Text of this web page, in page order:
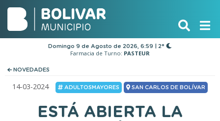
Domingo 9 de Agosto de 2026, 6:59 | 2°
Farmacia de Turno: PASTEUR
NOVEDADES
14-03-2024 ADULTOSMAYORES SAN CARLOS DE BOLÍVAR
ESTÁ ABIERTA LA